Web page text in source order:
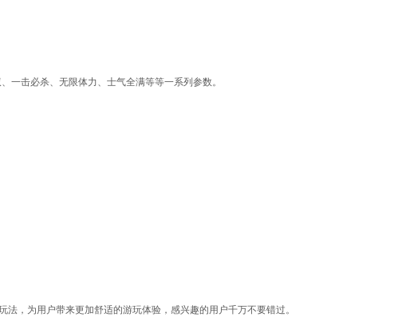
一击必杀、无限体力、士气全满等等一系列参数。
，为用户带来更加舒适的游玩体验，感兴趣的用户千万不要错过。